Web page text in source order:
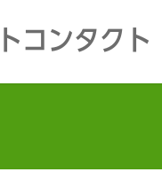
コンタクト